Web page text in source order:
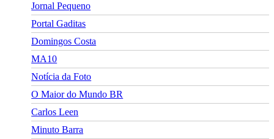
Jornal Pequeno
Portal Gaditas
Domingos Costa
MA10
Notícia da Foto
O Maior do Mundo BR
Carlos Leen
Minuto Barra